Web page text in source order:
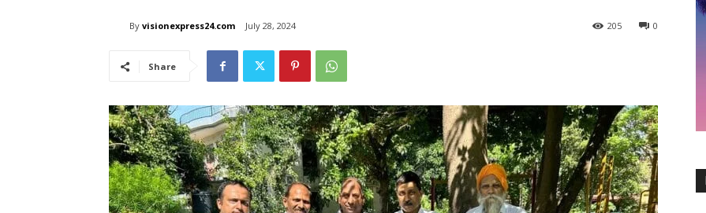
By visionexpress24.com July 28, 2024 0
205
Share